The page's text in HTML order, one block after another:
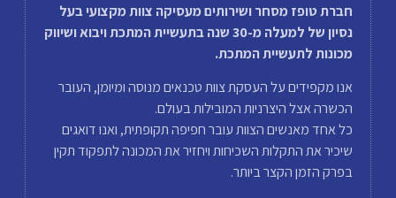
חברת טופז מסחר ושירותים מעסיקה צוות מקצועי בעל
נסיון של למעלה מ-30 שנה בתעשיית המתכת ויבוא ושיווק
מכונות לתעשיית המתכת.
אנו מקפידים על העסקת צוות טכנאים מנוסה ומיומן, העובר
הכשרה אצל היצרניות המובילות בעולם.
כל אחד מאנשים הצוות עובר חפיפה תקופתית, ואנו דואגים
שיכיר את התקלות השכיחות ויחזיר את המכונה לתפקוד תקין
בפרק הזמן הקצר ביותר.